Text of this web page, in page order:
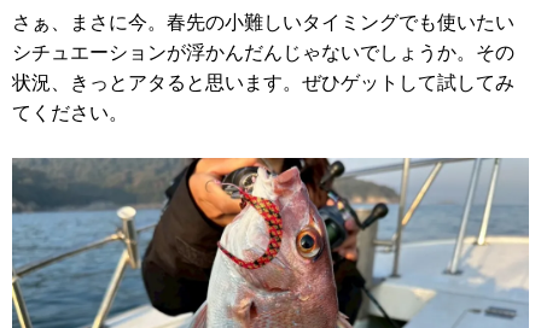
さぁ、まさに今。春先の小難しいタイミングでも使いたい
シチュエーションが浮かんだんじゃないでしょうか。その
状況、きっとアタると思います。ぜひゲットして試してみ
てください。